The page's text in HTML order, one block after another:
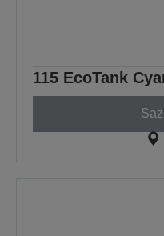
115 EcoTank